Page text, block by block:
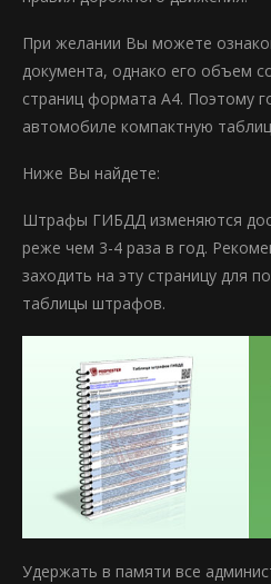
При желании Вы можете
документа, однако его объем
страниц формата А4. Поэтому
автомобиле компактную
Ниже Вы найдете:
Штрафы ГИБДД изменяются
реже чем 3-4 раза в год.
заходить на эту страницу для
таблицы штрафов.
Удержать в памяти все